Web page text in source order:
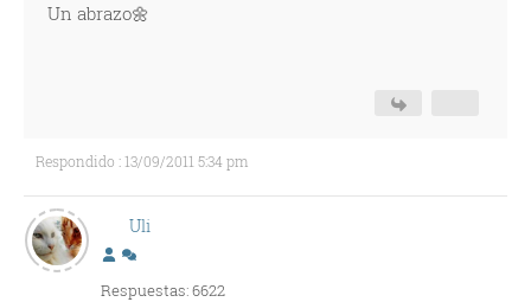
Un abrazo🌼
Respondido : 13/09/2011 5:34 pm
Uli
Respuestas: 6622